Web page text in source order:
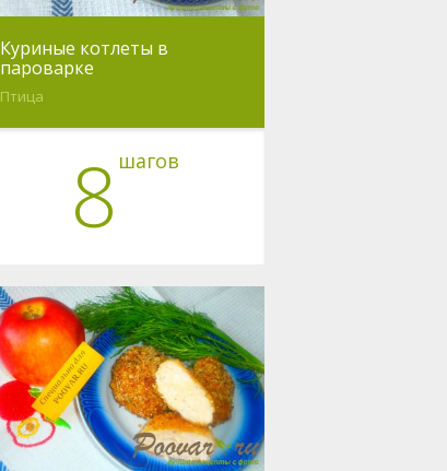
Куриные котлеты в
пароварке
Птица
8 шагов